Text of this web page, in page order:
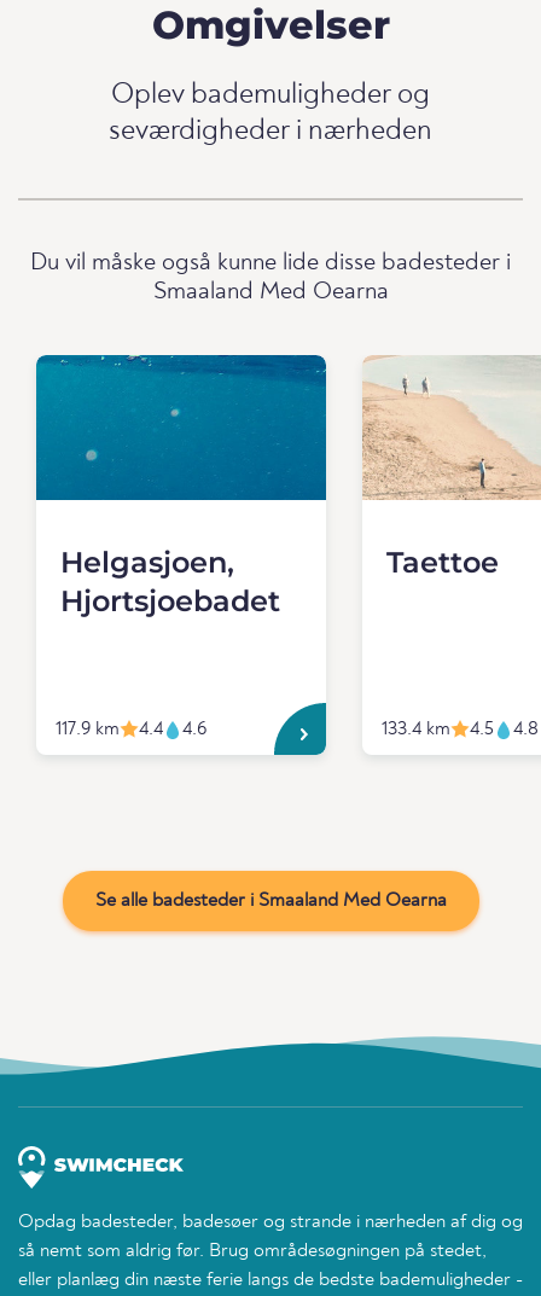
Omgivelser
Oplev bademuligheder og
seværdigheder i nærheden
Du vil måske også kunne lide disse badesteder i
Smaaland Med Oearna
Helgasjoen,
Hjortsjoebadet
117.9 km 4.4 4.6
Taettoe
133.4 km 4.5 4.8
Se alle badesteder i Smaaland Med Oearna
Opdag badesteder, badesøer og strande i nærheden af dig og
så nemt som aldrig før. Brug områdesøgningen på stedet,
eller planlæg din næste ferie langs de bedste bademuligheder -